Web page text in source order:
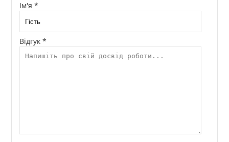
Ім'я *
Відгук *